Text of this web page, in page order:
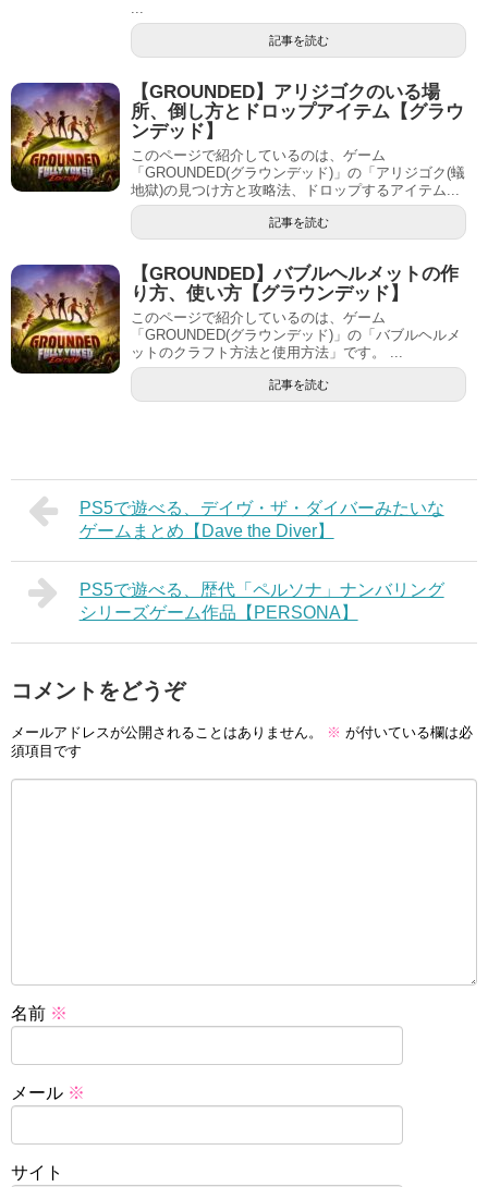
記事を読む
【GROUNDED】アリジゴクのいる場
所、倒し方とドロップアイテム【グラウ
ンデッド】
このページで紹介しているのは、ゲーム
「GROUNDED(グラウンデッド)」の「アリジゴク(蟻
地獄)の見つけ方と攻略法、ドロップするアイテム...
記事を読む
【GROUNDED】バブルヘルメットの作
り方、使い方【グラウンデッド】
このページで紹介しているのは、ゲーム
「GROUNDED(グラウンデッド)」の「バブルヘルメ
ットのクラフト方法と使用方法」です。 ...
記事を読む
PS5で遊べる、デイヴ・ザ・ダイバーみたいな
ゲームまとめ【Dave the Diver】
PS5で遊べる、歴代「ペルソナ」ナンバリング
シリーズゲーム作品【PERSONA】
コメントをどうぞ
メールアドレスが公開されることはありません。 ※ が付いている欄は必
須項目です
名前 ※
メール ※
サイト